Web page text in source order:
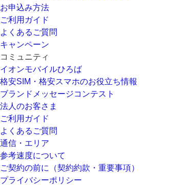
お申込み方法
ご利用ガイド
よくあるご質問
キャンペーン
コミュニティ
イオンモバイルひろば
格安SIM・格安スマホのお役立ち情報
ブランドメッセージコンテスト
法人のお客さま
ご利用ガイド
よくあるご質問
通信・エリア
参考速度について
ご契約の前に（契約約款・重要事項）
プライバシーポリシー